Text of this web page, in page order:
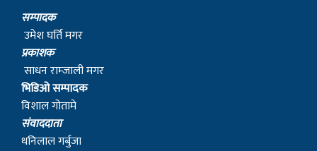
सम्पादक
उमेश घर्ति मगर
प्रकाशक
साधन राम्जाली मगर
भिडिओ सम्पादक
विशाल गोतामे
स‌ंवाददाता
धनिलाल गर्बुजा